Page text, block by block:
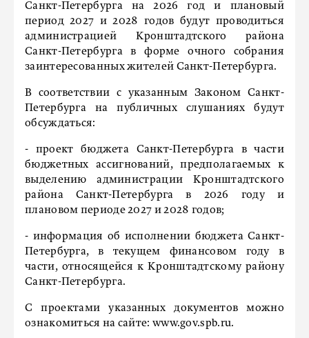
Санкт-Петербурга на 2026 год и плановый
период 2027 и 2028 годов будут проводиться
администрацией Кронштадтского района
Санкт-Петербурга в форме очного собрания
заинтересованных жителей Санкт-Петербурга.
В соответствии с указанным Законом Санкт-
Петербурга на публичных слушаниях будут
обсуждаться:
- проект бюджета Санкт-Петербурга в части
бюджетных ассигнований, предполагаемых к
выделению администрации Кронштадтского
района Санкт-Петербурга в 2026 году и
плановом периоде 2027 и 2028 годов;
- информация об исполнении бюджета Санкт-
Петербурга, в текущем финансовом году в
части, относящейся к Кронштадтскому району
Санкт-Петербурга.
С проектами указанных документов можно
ознакомиться на сайте: www.gov.spb.ru.